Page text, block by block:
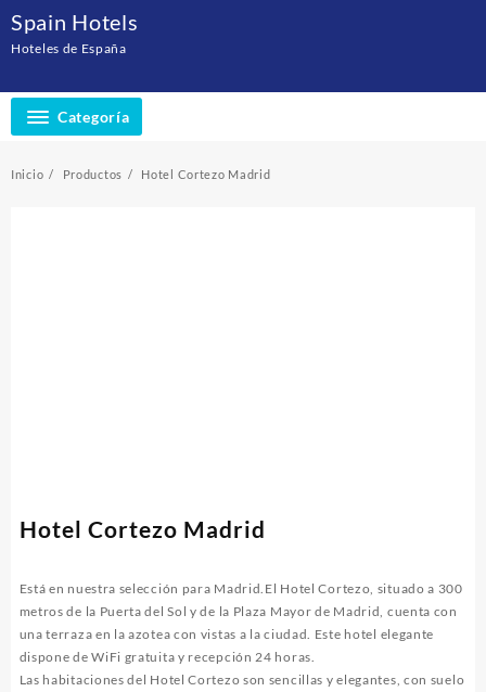
contenido
Spain Hotels
Hoteles de España
Categoría
Inicio Productos Hotel Cortezo Madrid
Hotel Cortezo Madrid
Está en nuestra selección para Madrid.El Hotel Cortezo, situado a 300
metros de la Puerta del Sol y de la Plaza Mayor de Madrid, cuenta con
una terraza en la azotea con vistas a la ciudad. Este hotel elegante
dispone de WiFi gratuita y recepción 24 horas.
Las habitaciones del Hotel Cortezo son sencillas y elegantes, con suelo